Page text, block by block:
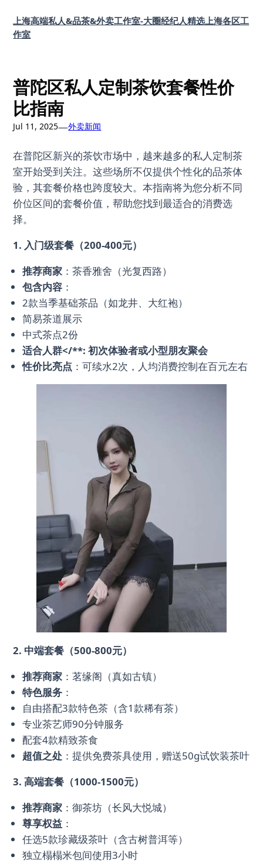
content
上海高端私人&品茶&外卖工作室-大圈经纪人精选上海各区工
作室
普陀区私人定制茶饮套餐性价
比指南
Jul 11, 2025—外卖新闻
在普陀区新兴的茶饮市场中，越来越多的私人定制茶
室开始受到关注。这些场所不仅提供个性化的品茶体
验，其套餐价格也跨度较大。本指南将为您分析不同
价位区间的套餐价值，帮助您找到最适合的消费选
择。
1. 入门级套餐（200-400元）
推荐商家 ：茶香雅舍（光复西路）
包含内容 ：
2款当季基础茶品（如龙井、大红袍）
简易茶道展示
中式茶点2份
适合人群</**: 初次体验者或小型朋友聚会
性价比亮点 ：可续水2次，人均消费控制在百元左右
2. 中端套餐（500-800元）
推荐商家 ：茗缘阁（真如古镇）
特色服务 ：
自由搭配3款特色茶（含1款稀有茶）
专业茶艺师90分钟服务
配套4款精致茶食
超值之处 ：提供免费茶具使用，赠送50g试饮装茶叶
3. 高端套餐（1000-1500元）
推荐商家 ：御茶坊（长风大悦城）
尊享权益 ：
任选5款珍藏级茶叶（含古树普洱等）
独立榻榻米包间使用3小时